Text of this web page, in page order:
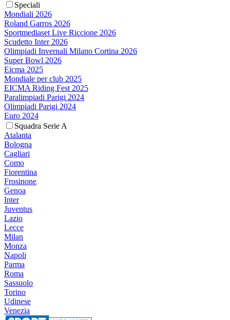
Speciali
Mondiali 2026
Roland Garros 2026
Sportmediaset Live Riccione 2026
Scudetto Inter 2026
Olimpiadi Invernali Milano Cortina 2026
Super Bowl 2026
Eicma 2025
Mondiale per club 2025
EICMA Riding Fest 2025
Paralimpiadi Parigi 2024
Olimpiadi Parigi 2024
Euro 2024
Squadra Serie A
Atalanta
Bologna
Cagliari
Como
Fiorentina
Frosinone
Genoa
Inter
Juventus
Lazio
Lecce
Milan
Monza
Napoli
Parma
Roma
Sassuolo
Torino
Udinese
Venezia